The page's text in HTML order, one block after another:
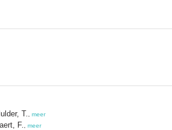
T. meer
F. meer